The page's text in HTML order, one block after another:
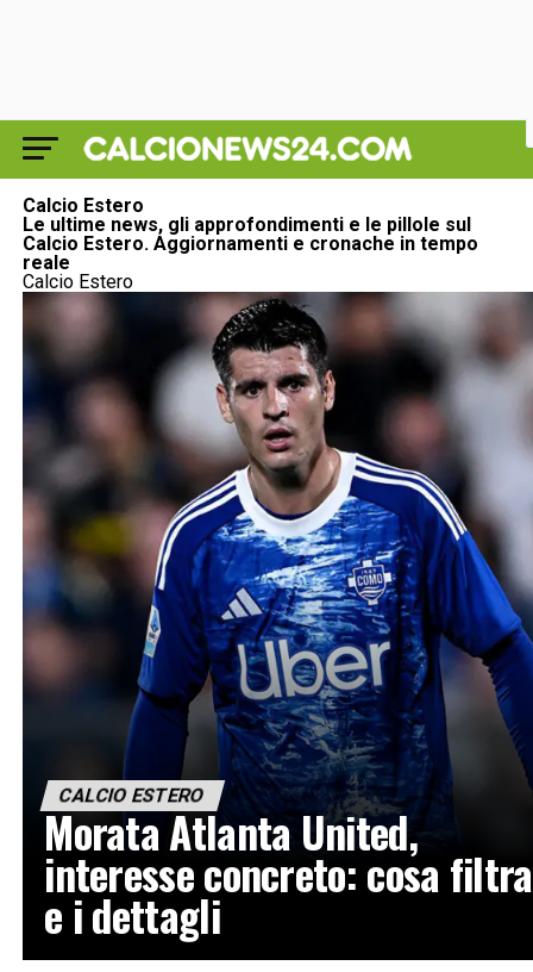
Calcio Estero
Le ultime news, gli approfondimenti e le pillole sul
Calcio Estero. Aggiornamenti e cronache in tempo
reale
Calcio Estero
CALCIO ESTERO
Morata Atlanta United,
interesse concreto: cosa filtra
e i dettagli